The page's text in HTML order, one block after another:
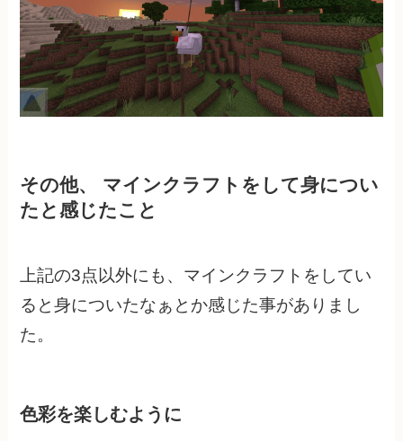
その他、 マインクラフトをして身につい
たと感じたこと
上記の3点以外にも、マインクラフトをしてい
ると身についたなぁとか感じた事がありまし
た。
色彩を楽しむように